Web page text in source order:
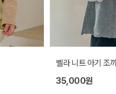
벨라 니트 아기 조끼
35,000원